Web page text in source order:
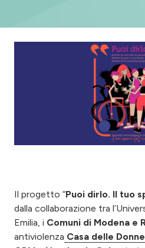
Il progetto “Puoi dirlo. Il tuo
dalla collaborazione tra
Emilia, i Comuni di Modena e
antiviolenza Casa delle